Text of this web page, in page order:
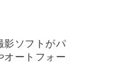
影ソフトがパ
オートフォー